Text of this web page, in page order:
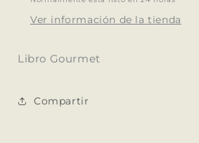
Ver información de la tienda
Libro Gourmet
Compartir